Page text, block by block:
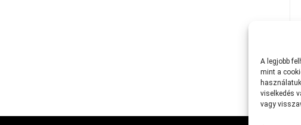
A legjobb
mint a
viselkedés
vagy